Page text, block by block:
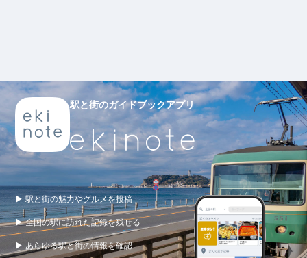
駅と街のガイドブックアプリ
▶ 駅と街の魅力やグルメを投稿
▶ 全国の駅に訪れた記録を残せる
▶ あらゆる駅と街の情報を確認